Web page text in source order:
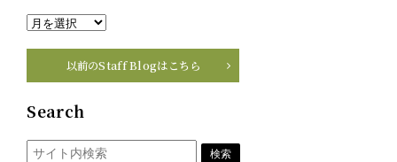
以前のStaff Blogはこちら
Search